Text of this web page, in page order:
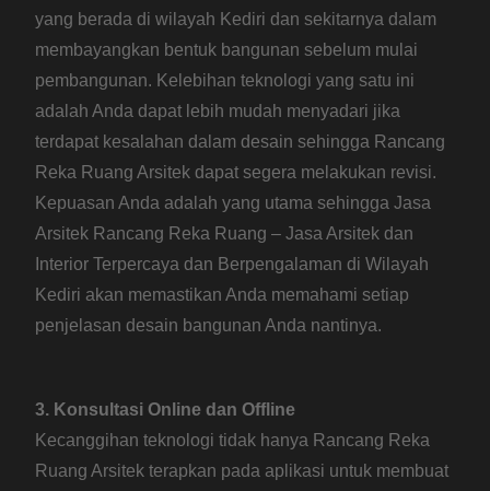
yang berada di wilayah Kediri dan sekitarnya dalam
membayangkan bentuk bangunan sebelum mulai
pembangunan. Kelebihan teknologi yang satu ini
adalah Anda dapat lebih mudah menyadari jika
terdapat kesalahan dalam desain sehingga Rancang
Reka Ruang Arsitek dapat segera melakukan revisi.
Kepuasan Anda adalah yang utama sehingga Jasa
Arsitek Rancang Reka Ruang – Jasa Arsitek dan
Interior Terpercaya dan Berpengalaman di Wilayah
Kediri akan memastikan Anda memahami setiap
penjelasan desain bangunan Anda nantinya.
3. Konsultasi Online dan Offline
Kecanggihan teknologi tidak hanya Rancang Reka
Ruang Arsitek terapkan pada aplikasi untuk membuat